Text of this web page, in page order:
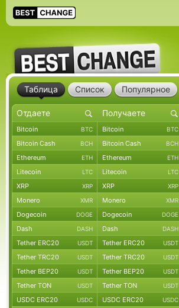
Таблица Список Популярное
Bitcoin BTC Bitcoin BTC
Bitcoin Cash BCH Bitcoin Cash BCH
Ethereum ETH Ethereum ETH
Litecoin LTC Litecoin LTC
XRP XRP XRP XRP
Monero XMR Monero XMR
Dogecoin DOGE Dogecoin DOGE
Dash DASH Dash DASH
Tether ERC20 USDT Tether ERC20 USDT
Tether TRC20 USDT Tether TRC20 USDT
Tether BEP20 USDT Tether BEP20 USDT
Tether TON USDT Tether TON USDT
USDC ERC20 USDC USDC ERC20 USDC